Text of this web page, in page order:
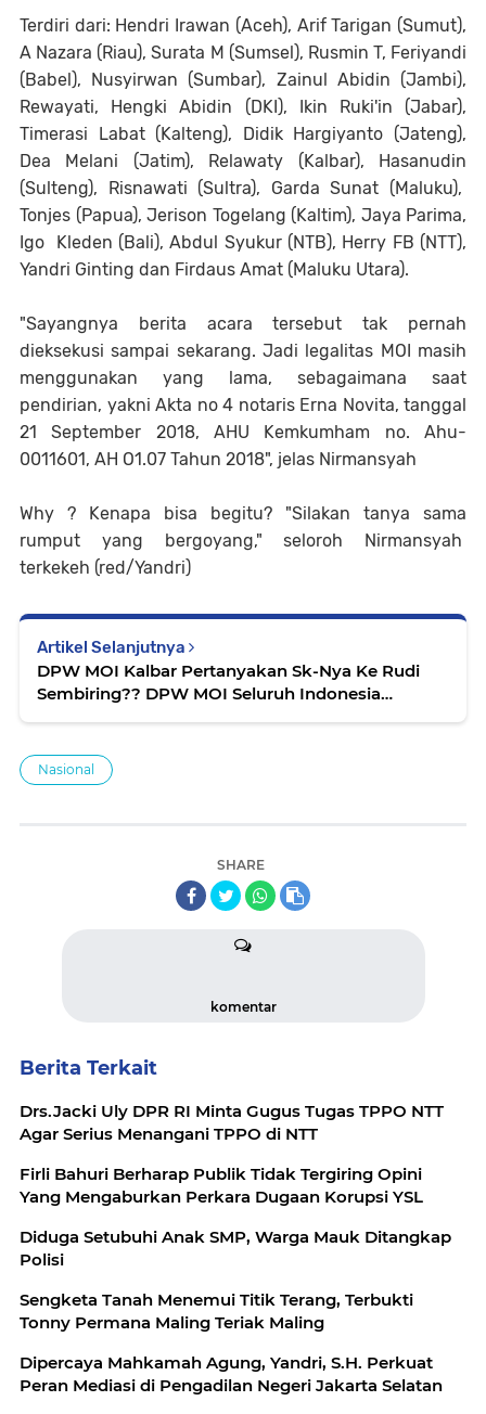
Terdiri dari: Hendri Irawan (Aceh), Arif Tarigan (Sumut),
A Nazara (Riau), Surata M (Sumsel), Rusmin T, Feriyandi
(Babel), Nusyirwan (Sumbar), Zainul Abidin (Jambi),
Rewayati, Hengki Abidin (DKI), Ikin Ruki'in (Jabar),
Timerasi Labat (Kalteng), Didik Hargiyanto (Jateng),
Dea Melani (Jatim), Relawaty (Kalbar), Hasanudin
(Sulteng), Risnawati (Sultra), Garda Sunat (Maluku),
Tonjes (Papua), Jerison Togelang (Kaltim), Jaya Parima,
Igo Kleden (Bali), Abdul Syukur (NTB), Herry FB (NTT),
Yandri Ginting dan Firdaus Amat (Maluku Utara).
"Sayangnya berita acara tersebut tak pernah
dieksekusi sampai sekarang. Jadi legalitas MOI masih
menggunakan yang lama, sebagaimana saat
pendirian, yakni Akta no 4 notaris Erna Novita, tanggal
21 September 2018, AHU Kemkumham no. Ahu-
0011601, AH O1.07 Tahun 2018", jelas Nirmansyah
Why ? Kenapa bisa begitu? "Silakan tanya sama
rumput yang bergoyang," seloroh Nirmansyah
terkekeh (red/Yandri)
Artikel Selanjutnya
DPW MOI Kalbar Pertanyakan Sk-Nya Ke Rudi
Sembiring?? DPW MOI Seluruh Indonesia
Nasional
SHARE
komentar
Berita Terkait
Drs.Jacki Uly DPR RI Minta Gugus Tugas TPPO NTT
Agar Serius Menangani TPPO di NTT
Firli Bahuri Berharap Publik Tidak Tergiring Opini
Yang Mengaburkan Perkara Dugaan Korupsi YSL
Diduga Setubuhi Anak SMP, Warga Mauk Ditangkap
Polisi
Sengketa Tanah Menemui Titik Terang, Terbukti
Tonny Permana Maling Teriak Maling
Dipercaya Mahkamah Agung, Yandri, S.H. Perkuat
Peran Mediasi di Pengadilan Negeri Jakarta Selatan